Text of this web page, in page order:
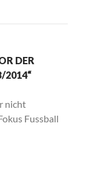
DER
2014“
nicht
Fussball